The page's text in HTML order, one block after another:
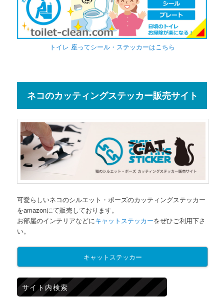
トイレ 座ってシール・ステッカーはこちら
ネコのカッティングステッカー販売サイト
可愛らしいネコのシルエット・ポーズのカッティングステッカー
をamazonにて販売しております。
お部屋のインテリアなどにキャットステッカーをぜひご利用下さ
い。
キャットステッカー
サイト内検索